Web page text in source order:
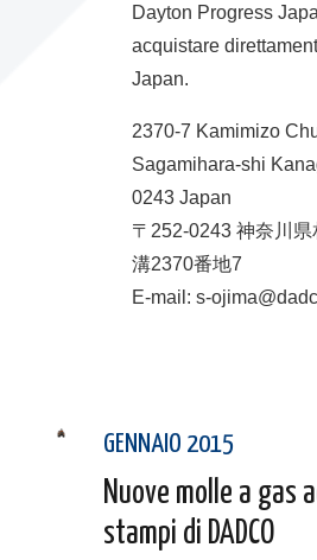
Dayton Progress
acquistare
Japan.
2370-7 Kamimizo
Sagamihara-shi
0243 Japan
〒252-0243 神奈川
溝2370番地7
E-mail: s-
GENNAIO 2015
Nuove molle a gas
stampi di DADCO